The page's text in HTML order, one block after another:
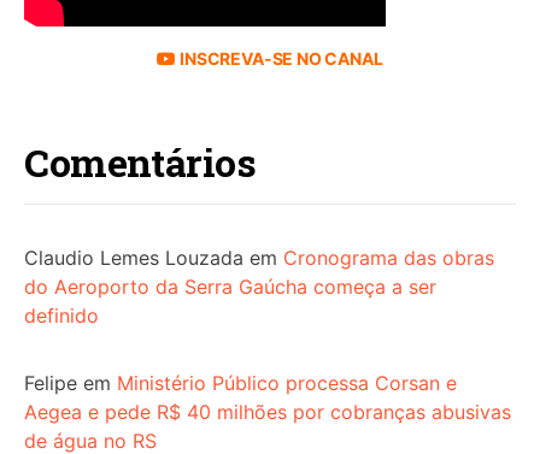
INSCREVA-SE NO CANAL
Comentários
Claudio Lemes Louzada em Cronograma das obras
do Aeroporto da Serra Gaúcha começa a ser
definido
Felipe em Ministério Público processa Corsan e
Aegea e pede R$ 40 milhões por cobranças abusivas
de água no RS